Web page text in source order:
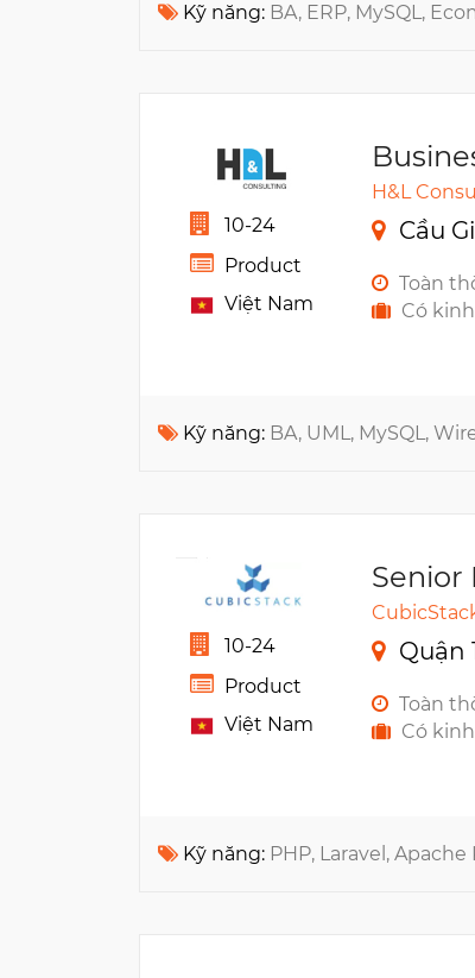
Kỹ năng: BA, ERP, MySQL,
10-24
Product
Việt Nam
H&L
Cầu
Toàn
Có
Kỹ năng: BA, UML, MySQL,
10-24
Product
Việt Nam
Senior
Quận
Toàn
Có
Kỹ năng: PHP, Laravel,